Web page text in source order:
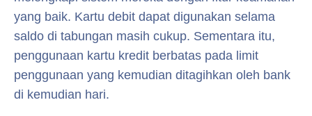
yang baik. Kartu debit dapat digunakan selama
saldo di tabungan masih cukup. Sementara itu,
penggunaan kartu kredit berbatas pada limit
penggunaan yang kemudian ditagihkan oleh bank
di kemudian hari.